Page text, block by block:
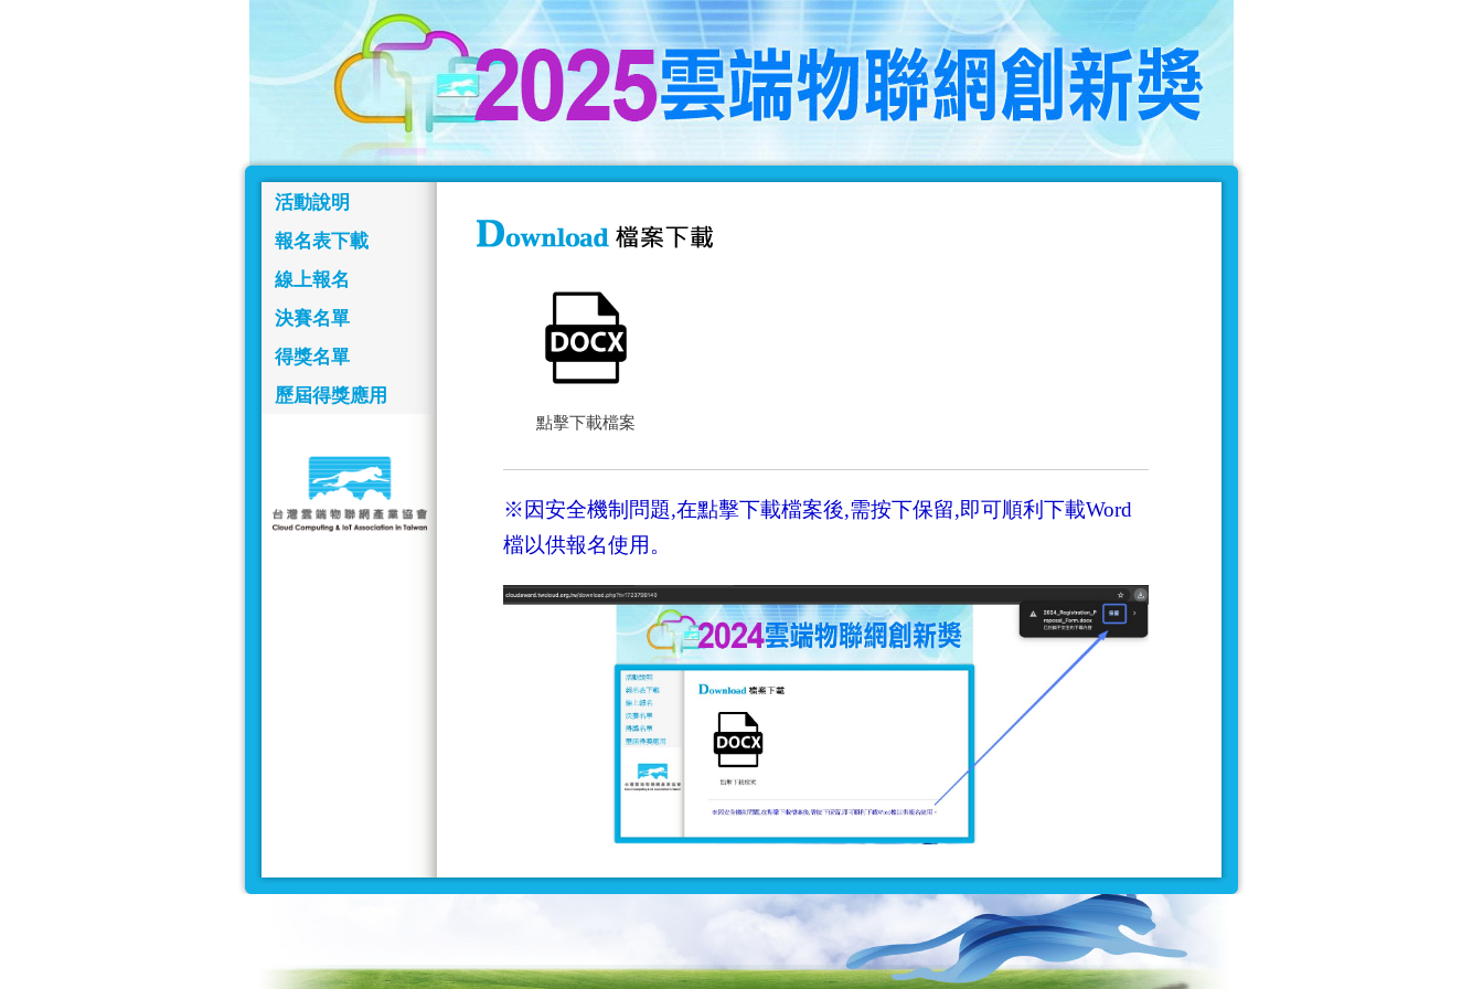
活動說明
報名表下載
線上報名
決賽名單
得獎名單
歷屆得獎應用
點擊下載檔案
※因安全機制問題,在點擊下載檔案後,需按下保留,即可順利下載Word
檔以供報名使用。